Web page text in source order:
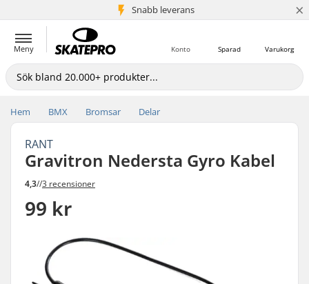
Snabb leverans
5+ milj. kunder ×
Meny Varukorg
Sparad
Konto
Hem BMX Bromsar Delar
RANT
Gravitron Nedersta Gyro Kabel
4,3//3 recensioner
99 kr